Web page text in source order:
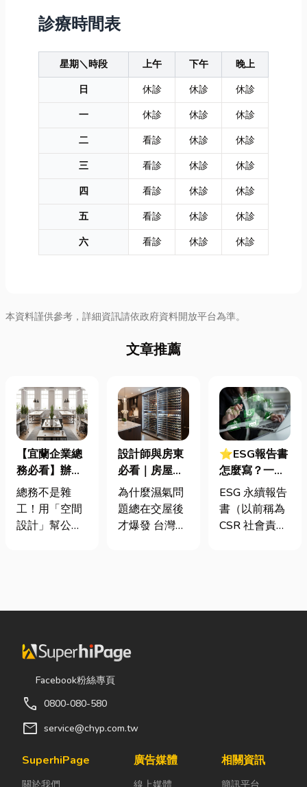
診療時間表
星期＼時段 上午 下午
晚上
日
休診 休診
休診
一
休診 休診
休診
二
看診 休診
休診
三
看診 休診
休診
四
看診 休診
休診
五
看診 休診
休診
六
看診 休診 休診
本資料謹供參考，詳細資訊請依政府資料開放平台為準。
文章推薦
【宜蘭企業總
務必看】辦公
室如何打造高
效能職場？從
辦公桌椅、系
總務不是雜
工！用「空間
設計」幫公司
公室時，常覺
缺東西時「壞
什麼補什麼」
就好，但這種
花了大錢，卻
換來員工抱怨
辦公室空間設
設計師與房東
必看｜房屋濕
氣重怎麼辦？
全屋除濕機＋
全熱交換器整
為什麼濕氣問
題總在交屋後
才爆發 台灣氣
同步規劃空氣
不到的地方持
間： 精品包、
藏最怕潮濕，
⭐ESG報告書
怎麼寫？一定
要上市櫃才寫
嗎？3步驟擺
脫綠色轉型焦
ESG 永續報告
書（以前稱為
CSR 社會責任
責任（S）與
多中小企業主
Facebook粉絲專頁
call 0800-080-580
mail service@chyp.com.tw
SuperhiPage
關於我們
廣告媒體
線上媒體
相關資訊
簡訊平台